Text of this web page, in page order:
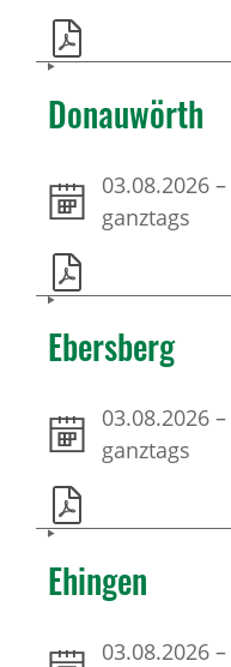
Donauwörth
03.08.2026 –
ganztags
Ebersberg
03.08.2026 –
ganztags
Ehingen
03.08.2026 –